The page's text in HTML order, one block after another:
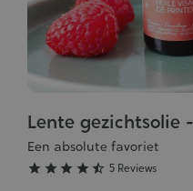
Lente gezichtsolie
Een absolute favoriet
Grade
:
4/5
     5 Reviews